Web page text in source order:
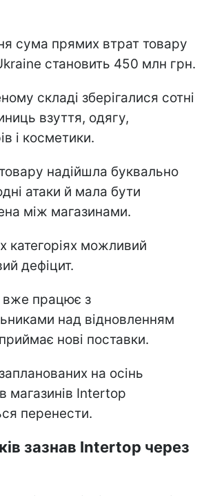
сума прямих втрат товару
становить 450 млн грн.
складі зберігалися сотні
взуття, одягу,
і косметики.
надійшла буквально
атаки й мала бути
між магазинами.
категоріях можливий
дефіцит.
вже працює з
над відновленням
приймає нові поставки.
на осінь
магазинів Intertop
перенести.
зазнав Intertop через